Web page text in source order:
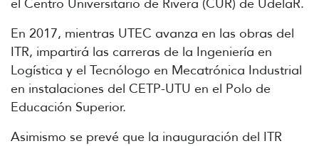
el Centro Universitario de Rivera (CUR) de UdelaR.
En 2017, mientras UTEC avanza en las obras del
ITR, impartirá las carreras de la Ingeniería en
Logística y el Tecnólogo en Mecatrónica Industrial
en instalaciones del CETP-UTU en el Polo de
Educación Superior.
Asimismo se prevé que la inauguración del ITR